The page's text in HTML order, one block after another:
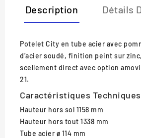
Description Détails
Potelet City en tube acier avec
d’acier soudé, finition peint sur
scellement direct avec option
21.
Caractéristiques Techniques
Hauteur hors sol 1158 mm
Hauteur hors tout 1338 mm
Tube acier ø 114 mm